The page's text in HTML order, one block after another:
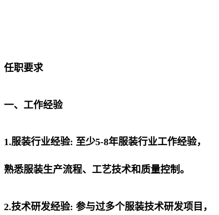
任职要求
一、工作经验
1.服装行业经验: 至少5-8年服装行业工作经验，
熟悉服装生产流程、工艺技术和质量控制。
2.技术研发经验: 参与过多个服装技术研发项目，